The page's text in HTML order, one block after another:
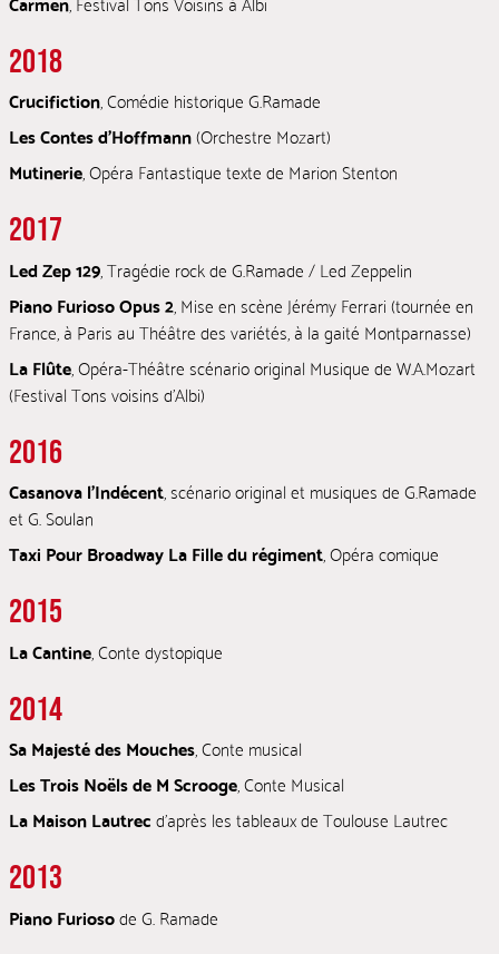
2018
Crucifiction, Comédie historique G.Ramade
Les Contes d’Hoffmann(Orchestre Mozart)
Mutinerie, Opéra Fantastique texte de Marion Stenton
2017
Led Zep 129, Tragédie rock de G.Ramade / Led Zeppelin
Piano Furioso Opus 2, Mise en scène Jérémy Ferrari (tournée en
France, à Paris au Théâtre des variétés, à la gaité Montparnasse)
La Flûte, Opéra-Théâtre scénario original Musique de W.A.Mozart
(Festival Tons voisins d’Albi)
2016
Casanova l’Indécent, scénario original et musiques de G.Ramade
et G. Soulan
Taxi Pour Broadway La Fille du régiment, Opéra comique
2015
La Cantine, Conte dystopique
2014
Sa Majesté des Mouches, Conte musical
Les Trois Noëls de M Scrooge, Conte Musical
La Maison Lautrecd’après les tableaux de Toulouse Lautrec
2013
Piano Furiosode G. Ramade